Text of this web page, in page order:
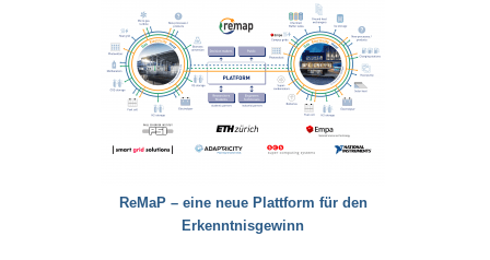
ReMaP – eine neue Plattform für den
Erkenntnisgewinn